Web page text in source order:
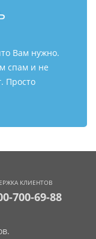
Вам нужно.
спам и не
Просто
КЛИЕНТОВ
700-69-88